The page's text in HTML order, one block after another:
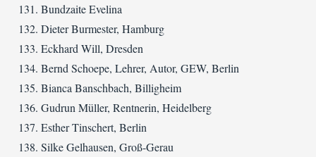
Bundzaite Evelina
Dieter Burmester, Hamburg
Eckhard Will, Dresden
Bernd Schoepe, Lehrer, Autor, GEW, Berlin
Bianca Banschbach, Billigheim
Gudrun Müller, Rentnerin, Heidelberg
Esther Tinschert, Berlin
Silke Gelhausen, Groß-Gerau